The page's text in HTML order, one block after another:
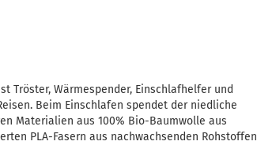
Tröster, Wärmespender, Einschlafhelfer und
Beim Einschlafen spendet der niedliche
Materialien aus 100% Bio-Baumwolle aus
PLA-Fasern aus nachwachsenden Rohstoffen